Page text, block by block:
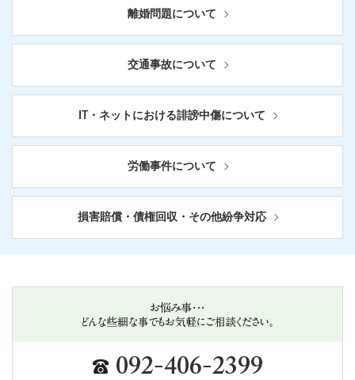
離婚問題について
交通事故について
IT・ネットにおける誹謗中傷について
労働事件について
損害賠償・債権回収・その他紛争対応